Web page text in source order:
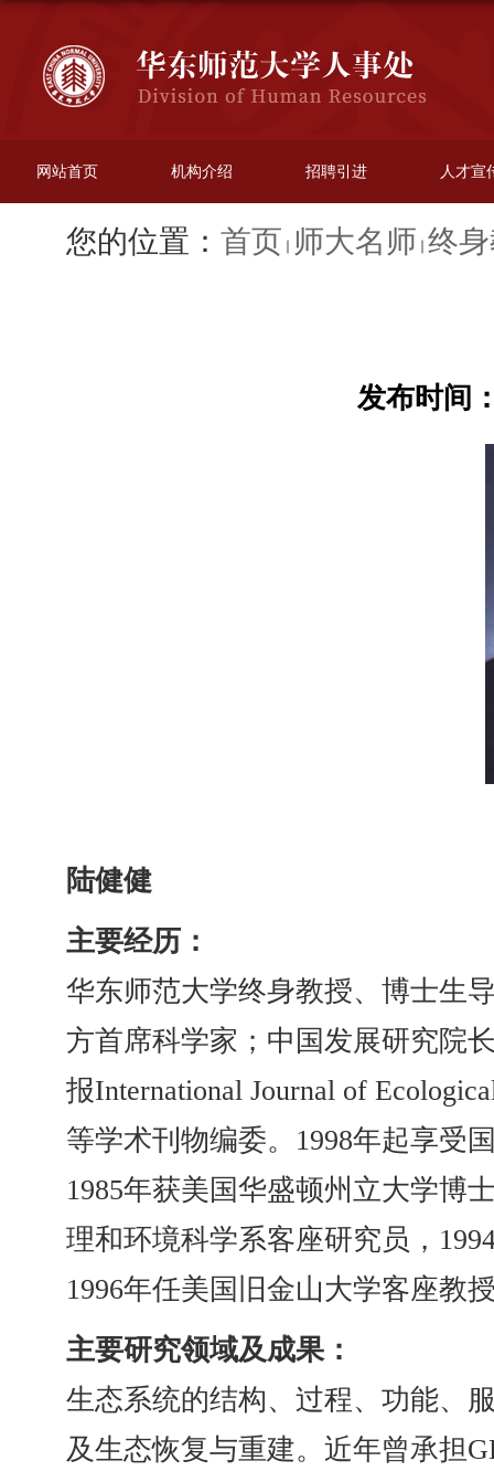
网站首页 机构介绍 招聘引进 人才宣
您的位置： 首页 师大名师 终
发布时间
陆健健
主要经历：
华东师范大学终身教授、博士生
方首席科学家；中国发展研究院
报International Journal of
等学术刊物编委。1998年起享受
1985年获美国华盛顿州立大学博
理和环境科学系客座研究员，
1996年任美国旧金山大学客座教
主要研究领域及成果：
生态系统的结构、过程、功能、
及生态恢复与重建。近年曾承担